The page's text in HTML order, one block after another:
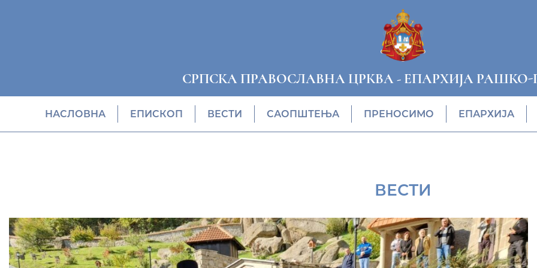
СРПСКА ПРАВОСЛАВНА ЦРКВА- ЕПАРХИЈА
НАСЛОВНА EПИСКОП ВЕСТИ САОПШТЕЊА ПРЕНОСИМО ЕПАРХИЈА
ВЕСТИ